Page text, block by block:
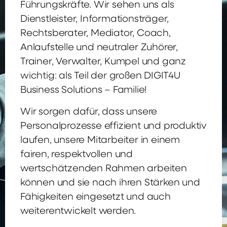
Führungskräfte. Wir sehen uns als
Dienstleister, Informationsträger,
Rechtsberater, Mediator, Coach,
Anlaufstelle und neutraler Zuhörer,
Trainer, Verwalter, Kumpel und ganz
wichtig: als Teil der großen DIGIT4U
Business Solutions – Familie!
Wir sorgen dafür, dass unsere
Personalprozesse effizient und produktiv
laufen, unsere Mitarbeiter in einem
fairen, respektvollen und
wertschätzenden Rahmen arbeiten
können und sie nach ihren Stärken und
Fähigkeiten eingesetzt und auch
weiterentwickelt werden.